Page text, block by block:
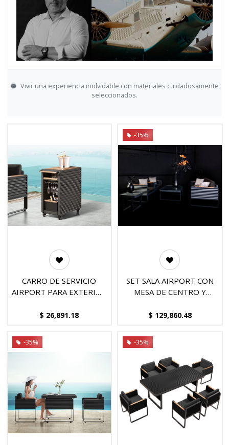
Vivir una experiencia inolvidable con materiales cuidadosamente
seleccionados.
CARRO DE SERVICIO
AIRPORT PARA EXTERIOR
DE TECA, DISEÑADO POR
$ 26,891.18
-35%
SET SALA AIRPORT CON
MESA DE CENTRO Y
DISEÑADO POR NICOLAS
$ 129,860.48
-35% -35%